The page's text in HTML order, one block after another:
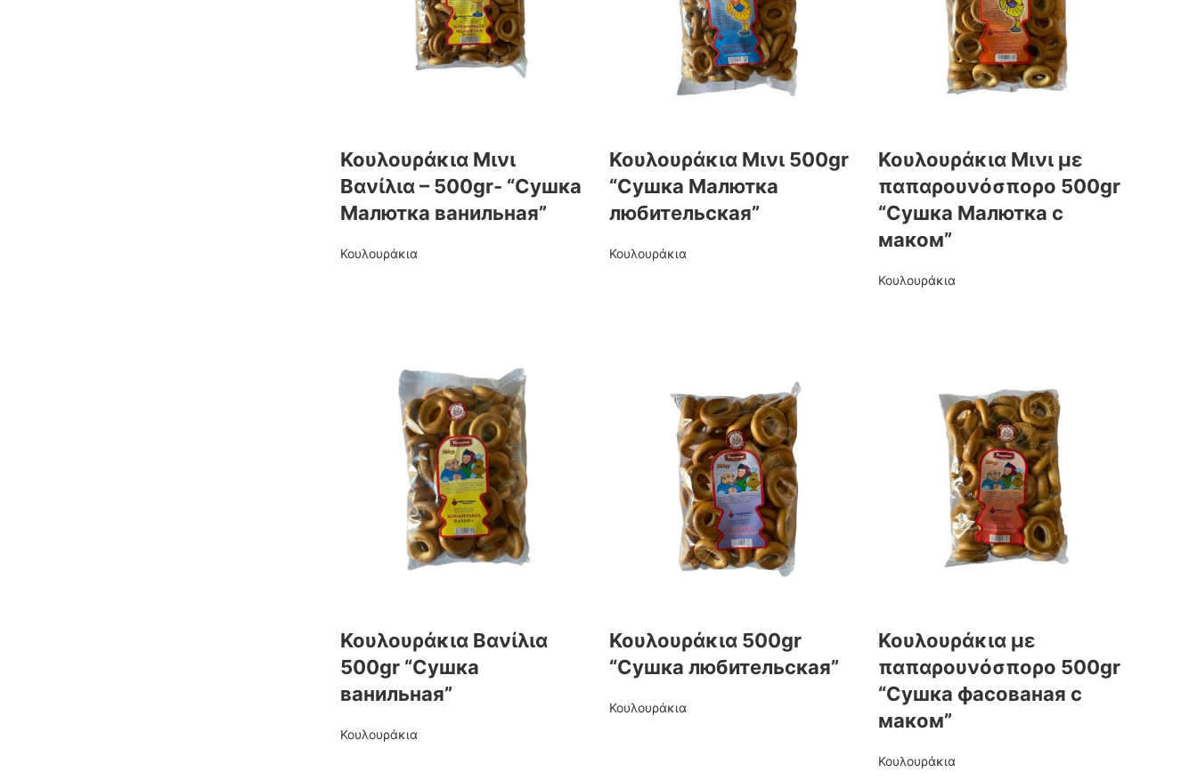
Κουλουράκια Μινι
Βανίλια – 500gr- “Сушка
Малютка ванильная”
Κουλουράκια
Κουλουράκια Μινι 500gr
“Сушка Малютка
любительская”
Κουλουράκια
Κουλουράκια Μινι με
παπαρουνόσπορο 500gr
“Сушка Малютка c
маком”
Κουλουράκια
Κουλουράκια Βανίλια
500gr “Сушка
ванильная”
Κουλουράκια
Κουλουράκια 500gr
“Сушка любительская”
Κουλουράκια
Κουλουράκια με
παπαρουνόσπορο 500gr
“Сушка фасованая с
маком”
Κουλουράκια